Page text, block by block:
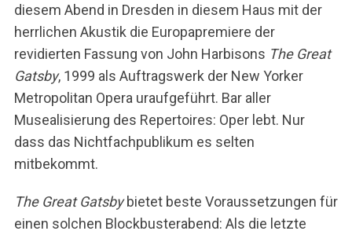
diesem Abend in Dresden in diesem Haus mit der
herrlichen Akustik die Europapremiere der
revidierten Fassung von John Harbisons The Great
Gatsby, 1999 als Auftragswerk der New Yorker
Metropolitan Opera uraufgeführt. Bar aller
Musealisierung des Repertoires: Oper lebt. Nur
dass das Nichtfachpublikum es selten
mitbekommt.
The Great Gatsbybietet beste Voraussetzungen für
einen solchen Blockbusterabend: Als die letzte